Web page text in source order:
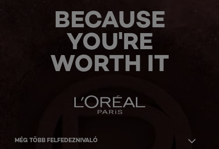
BECAUSE
YOU'RE
WORTH IT
MÉG TÖBB FELFEDEZNIVALÓ